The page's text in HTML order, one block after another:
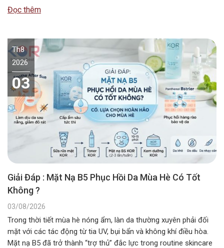
các dòng mỹ phẩm chuyên dụng….
Đọc thêm
Th8
2026
03
Giải Đáp : Mặt Nạ B5 Phục Hồi Da Mùa Hè Có Tốt
Không ?
03/08/2026
Trong thời tiết mùa hè nóng ẩm, làn da thường xuyên phải đối
mặt với các tác động từ tia UV, bụi bẩn và không khí điều hòa.
Mặt nạ B5 đã trở thành “trợ thủ” đắc lực trong routine skincare